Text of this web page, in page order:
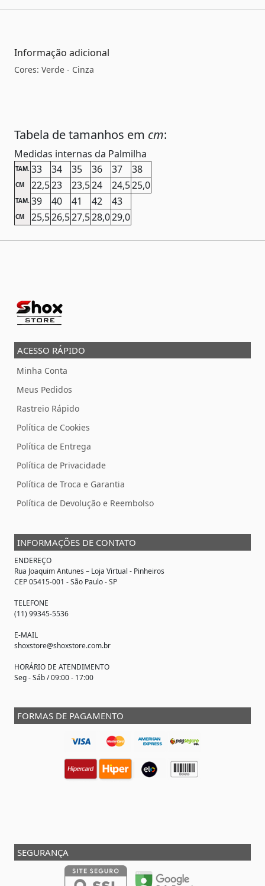
Informação adicional
Cores: Verde - Cinza
Tabela de tamanhos em cm:
Medidas internas da Palmilha
TAM. 33 34 35 36 37 38
CM 22,523 23,524 24,525,0
TAM. 39 40 41 42 43
CM 25,526,527,528,029,0
ACESSO RÁPIDO
Minha Conta
Meus Pedidos
Rastreio Rápido
Política de Cookies
Política de Entrega
Política de Privacidade
Política de Troca e Garantia
Política de Devolução e Reembolso
INFORMAÇÕES DE CONTATO
ENDEREÇO
Rua Joaquim Antunes – Loja Virtual - Pinheiros
CEP 05415-001 - São Paulo - SP
TELEFONE
(11) 99345-5536
E-MAIL
shoxstore@shoxstore.com.br
HORÁRIO DE ATENDIMENTO
Seg - Sáb / 09:00 - 17:00
FORMAS DE PAGAMENTO
SEGURANÇA